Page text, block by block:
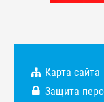
Карта сайта
Защита